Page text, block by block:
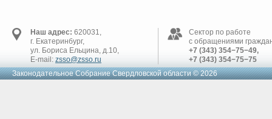
Наш адрес: 620031,
г. Екатеринбург,
ул. Бориса Ельцина, д.10,
E-mail: zsso@zsso.ru
Сектор по работе
с обращениями
+7 (343) 354−75−49,
+7 (343) 354−75−75
Законодательное Cобрание Свердловской области © 2026